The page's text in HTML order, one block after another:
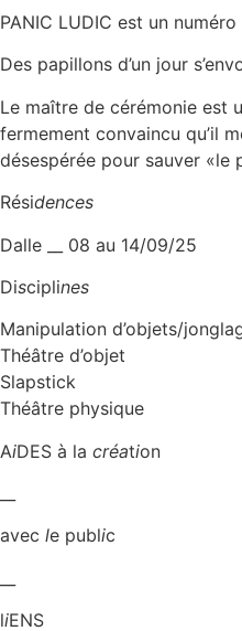
PANIC LUDIC est un
Des papillons d’un jour
Le maître de cérémonie est
fermement convaincu qu’il
désespérée pour sauver «le
Résidences
Dalle __ 08 au 14/09/25
Disciplines
Manipulation d’objets/
Théâtre d’objet
Slapstick
Théâtre physique
AiDES à la création
avec le public
liENS